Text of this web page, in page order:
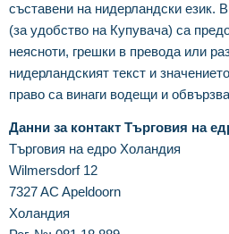
съставени на нидерландски език.
(за удобство на Купувача) са
неясноти, грешки в превода или
нидерландският текст и
право са винаги водещи и
Данни за контакт Търговия на
Търговия на едро Холандия
Wilmersdorf 12
7327 AC Apeldoorn
Холандия